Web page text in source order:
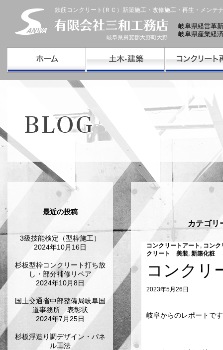
鉄筋コンクリート(ＲＣ）新築施工・改修施工・再生・メンテ
岐阜県経営革
岐阜県産業経
最近の投稿
3級技能検定（型枠施工）
2024年10月16日
杉板型枠コンクリート打ち放
し・部分補修リペア
2024年10月8日
国土交通省中部整備局岐阜国
道事務所 表彰状
2024年7月25日
杉板浮造り調デザイン・パネ
ル工法
カテゴ
コンクリートアート , コンク
クリート 美装, 新築化粧
コンクリ
2023年5月26日
岐阜からのレポートで